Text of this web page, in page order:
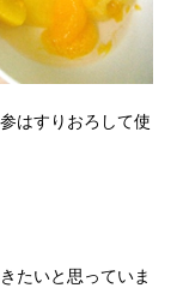
はすりおろして使
たいと思っていま